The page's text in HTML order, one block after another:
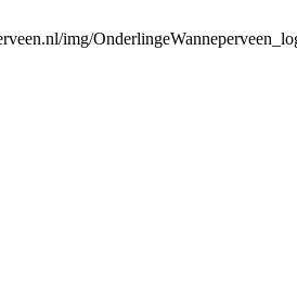
img/